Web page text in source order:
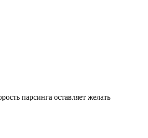
парсинга оставляет желать